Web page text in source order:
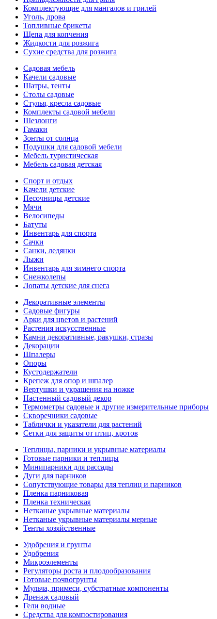
Комплектующие для мангалов и грилей
Уголь, дрова
Топливные брикеты
Щепа для копчения
Жидкости для розжига
Сухие средства для розжига
Садовая мебель
Качели садовые
Шатры, тенты
Столы садовые
Стулья, кресла садовые
Комплекты садовой мебели
Шезлонги
Гамаки
Зонты от солнца
Подушки для садовой мебели
Мебель туристическая
Мебель садовая детская
Спорт и отдых
Качели детские
Песочницы детские
Мячи
Велосипеды
Батуты
Инвентарь для спорта
Сачки
Санки, ледянки
Лыжи
Инвентарь для зимнего спорта
Снежколепы
Лопаты детские для снега
Декоративные элементы
Садовые фигуры
Арки для цветов и растений
Растения искусственные
Камни декоративные, ракушки, стразы
Декорации
Шпалеры
Опоры
Кустодержатели
Крепеж для опор и шпалер
Вертушки и украшения на ножке
Настенный садовый декор
Термометры садовые и другие измерительные приборы
Скворечники садовые
Таблички и указатели для растений
Сетки для защиты от птиц, кротов
Теплицы, парники и укрывные материалы
Готовые парники и теплицы
Минипарники для рассады
Дуги для парников
Сопутствующие товары для теплиц и парников
Пленка парниковая
Пленка техническая
Нетканые укрывные материалы
Нетканые укрывные материалы мерные
Тенты хозяйственные
Удобрения и грунты
Удобрения
Микроэлементы
Регуляторы роста и плодообразования
Готовые почвогрунты
Мульча, примеси, субстратные компоненты
Дренаж садовый
Гели водные
Средства для компостирования